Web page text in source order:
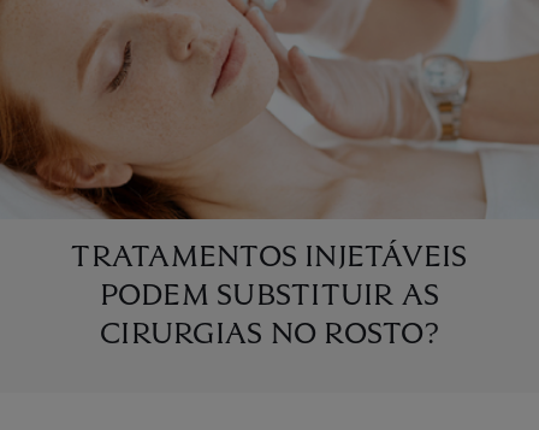
TRATAMENTOS INJETÁVEIS
PODEM SUBSTITUIR AS
CIRURGIAS NO ROSTO?